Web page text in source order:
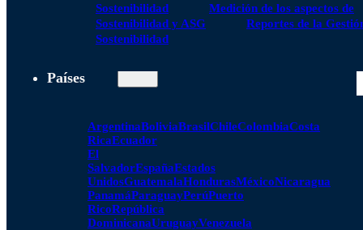
Sostenibilidad
Medición de los aspectos de
Sostenibilidad y ASG
Reportes de la
Sostenibilidad
Países
ArgentinaBoliviaBrasilChileColombiaCosta
RicaEcuador
El
SalvadorEspañaEstados
UnidosGuatemalaHondurasMéxicoNicaragua
PanamáParaguayPerúPuerto
RicoRepública
DominicanaUruguayVenezuela